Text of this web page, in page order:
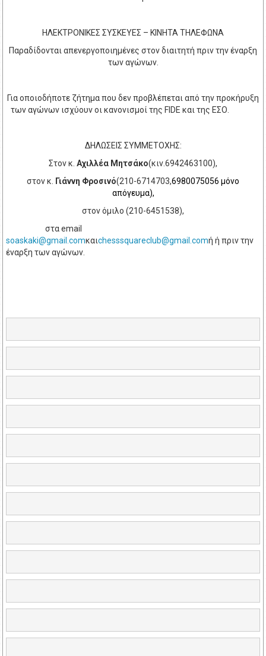
ΗΛΕΚΤΡΟΝΙΚΕΣ ΣΥΣΚΕΥΕΣ – ΚΙΝΗΤΑ ΤΗΛΕΦΩΝΑ
Παραδίδονται απενεργοποιημένες στον διαιτητή πριν την έναρξη
των αγώνων.
Για οποιοδήποτε ζήτημα που δεν προβλέπεται από την προκήρυξη
των αγώνων ισχύουν οι κανονισμοί της FIDE και της ΕΣΟ.
ΔΗΛΩΣΕΙΣ ΣΥΜΜΕΤΟΧΗΣ:
Στον κ. Αχιλλέα Μητσάκο(κιν.6942463100),
στον κ.
Γιάννη Φροσινό(210-6714703,6980075056 μόνο
απόγευμα),
στον όμιλο (210-6451538),
σταemail
soaskaki@gmail comκαιchesssquareclub@gmail comή ή πριν την
έναρξη των αγώνων.